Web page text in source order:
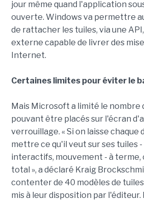
jour même quand l'application
ouverte. Windows va permettre
de rattacher les tuiles, via une
externe capable de livrer des
Internet.
Certaines limites pour éviter le
Mais Microsoft a limité le nombre
pouvant être placés sur l'écran
verrouillage. « Si on laisse chaque
mettre ce qu'il veut sur ses tuiles
interactifs, mouvement - à terme,
total », a déclaré Kraig
contenter de 40 modèles de
mis à leur disposition par l'éditeur.